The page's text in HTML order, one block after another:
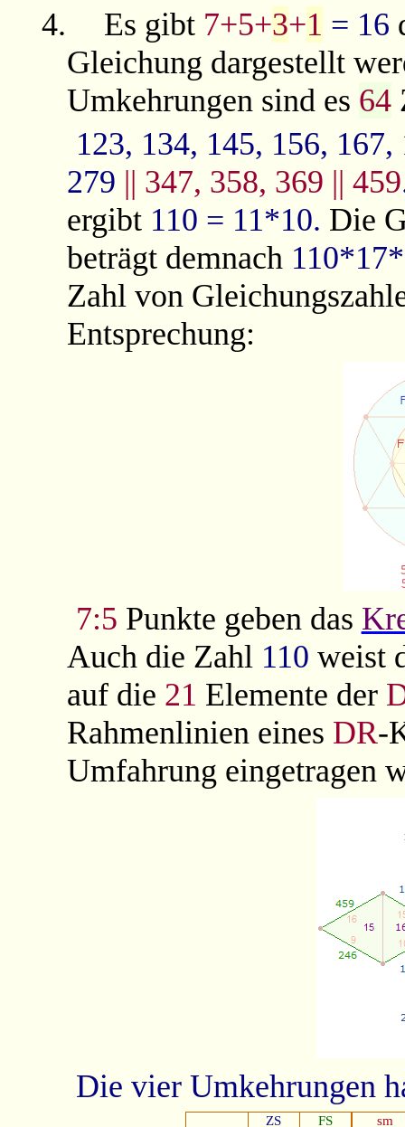
4.
Es gibt 7+5+3+1 = 16
Gleichung dargestellt
Umkehrungen sind es 64
123, 134, 145, 156,
279 || 347, 358, 369 || 459
ergibt 110 = 11*10. Die
beträgt demnach
Zahl von
Entsprechung:
7:5 Punkte geben das
Auch die Zahl 110 weist
auf die 21 Elemente der
Rahmenlinien eines DR-
Umfahrung eingetragen
Die vier Umkehrungen
ZS FS sm